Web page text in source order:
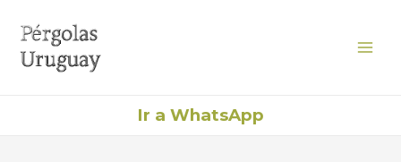
contenido
Ir a WhatsApp